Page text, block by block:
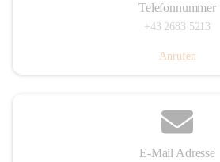
Telefonnummer
+43 2683 5213
Anrufen
E-Mail Adresse